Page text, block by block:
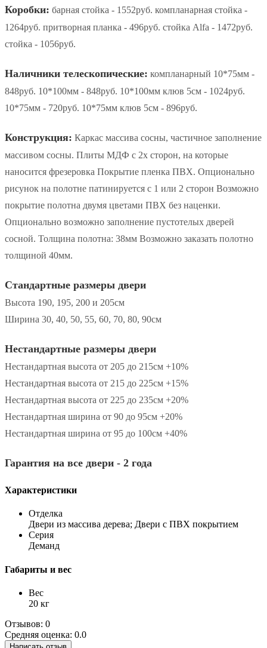
Коробки: барная стойка - 1552руб. компланарная стойка -
1264руб. притворная планка - 496руб. стойка Alfa - 1472руб.
стойка - 1056руб.
Наличники телескопические: компланарный 10*75мм -
848руб. 10*100мм - 848руб. 10*100мм клюв 5см - 1024руб.
10*75мм - 720руб. 10*75мм клюв 5см - 896руб.
Конструкция: Каркас массива сосны, частичное заполнение
массивом сосны. Плиты МДФ с 2х сторон, на которые
наносится фрезеровка Покрытие пленка ПВХ. Опционально
рисунок на полотне патинируется с 1 или 2 сторон Возможно
покрытие полотна двумя цветами ПВХ без наценки.
Опционально возможно заполнение пустотелых дверей
сосной. Толщина полотна: 38мм Возможно заказать полотно
толщиной 40мм.
Стандартные размеры двери
Высота 190, 195, 200 и 205см
Ширина 30, 40, 50, 55, 60, 70, 80, 90см
Нестандартные размеры двери
Нестандартная высота от 205 до 215см +10%
Нестандартная высота от 215 до 225см +15%
Нестандартная высота от 225 до 235см +20%
Нестандартная ширина от 90 до 95см +20%
Нестандартная ширина от 95 до 100см +40%
Гарантия на все двери - 2 года
Характеристики
Отделка
Двери из массива дерева; Двери с ПВХ покрытием
Серия
Деманд
Габариты и вес
Вес
20 кг
Отзывов: 0
Средняя оценка: 0.0